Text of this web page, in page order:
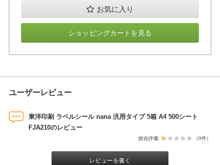
お気に入り
ショッピングカートを見る
ユーザーレビュー
東洋印刷 ラベルシール nana 汎用タイプ 5箱 A4 500シート
FJA210のレビュー
総合評価: （0件）
レビューを書く